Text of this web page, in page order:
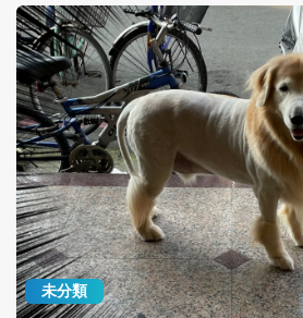
犬舍」割聲帶繁殖場的案件
式。當時縣長一句「私人財
尚未結紮的年輕犬隻交還給
定，難道不是讓牠們繼續陷
的循環嗎？ 米可白認為，平時在粉專上維持著
愛毛孩、痛恨虐待的形象，
續處理時，卻總是抱著「多
的態度。對於大家的發聲，
跟封鎖留言，這樣的做法真的合適
表示，這樣的首長，真的讓
法替自己發聲的孩子感到難
體制下，牠們等到的，往往
次又一次的忽視。這件案件
也需要更多人一起站出來替
要黏著你繼續摸摸牠，牠還
能停手，一直撸到牠滿意為止。 如果你有
養了黃金獵犬，請一定好好
不僅顏值高、聰明還是出了
可以滿足了你對所有狗狗的
就感。但到底什麼是最容易
5種，有沒有你家狗狗呢？ 第一：黃金獵犬
（Golden Retriever），是
配合射擊狩獵而培養出來的
是很高的，只要你拿出一點
真的教，你就會發現，牠學
看一下那些特別懂事的黃金
撼，牠好像成精了一樣，主
麼，還都能聽懂。甚至當主
拿一點東西的時候，金毛也
要的這個東西給拿過來。 第二：泰迪犬
（toypoodle）並不是狗狗
是貴賓犬的一種修剪方式。
親切，並且和泰迪熊玩偶很
未分類